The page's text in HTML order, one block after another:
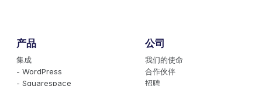
产品
集成
- WordPress
- Squarespace
公司
我们的使命
合作伙伴
招聘